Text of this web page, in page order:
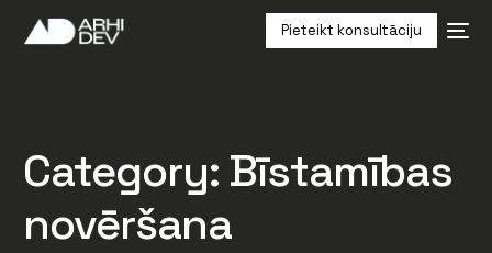
Pieteikt konsultāciju
Category: Bīstamības
novēršana